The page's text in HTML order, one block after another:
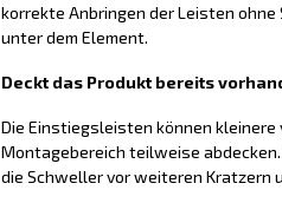
korrekte Anbringen der Leisten
unter dem Element.
Deckt das Produkt bereits
Die Einstiegsleisten können kleinere
Montagebereich teilweise
die Schweller vor weiteren Kratzern